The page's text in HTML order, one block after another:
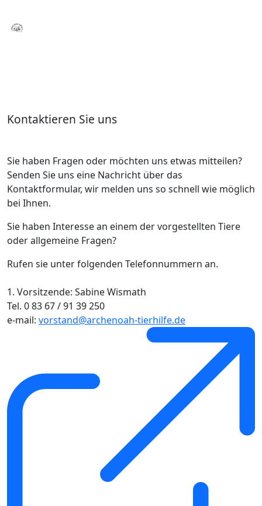
Kontaktieren Sie uns
Sie haben Fragen oder möchten uns etwas mitteilen?
Senden Sie uns eine Nachricht über das
Kontaktformular, wir melden uns so schnell wie möglich
bei Ihnen.
Sie haben Interesse an einem der vorgestellten Tiere
oder allgemeine Fragen?
Rufen sie unter folgenden Telefonnummern an.
1. Vorsitzende: Sabine Wismath
Tel. 0 83 67 / 91 39 250
e-mail: vorstand@archenoah-tierhilfe.de